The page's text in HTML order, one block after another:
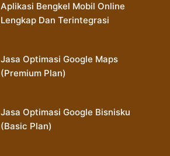
Aplikasi Bengkel Mobil Online
Lengkap Dan Terintegrasi
Jasa Optimasi Google Maps
(Premium Plan)
Jasa Optimasi Google Bisnisku
(Basic Plan)